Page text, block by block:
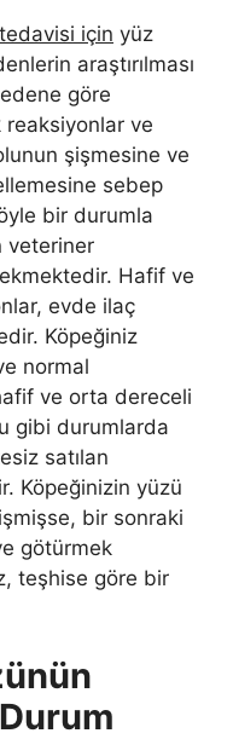
için yüz
araştırılması
göre
reaksiyonlar ve
şişmesine ve
sebep
bir durumla
veteriner
Hafif ve
evde ilaç
Köpeğiniz
normal
ve orta dereceli
gibi durumlarda
satılan
Köpeğinizin yüzü
bir sonraki
götürmek
teşhise göre bir